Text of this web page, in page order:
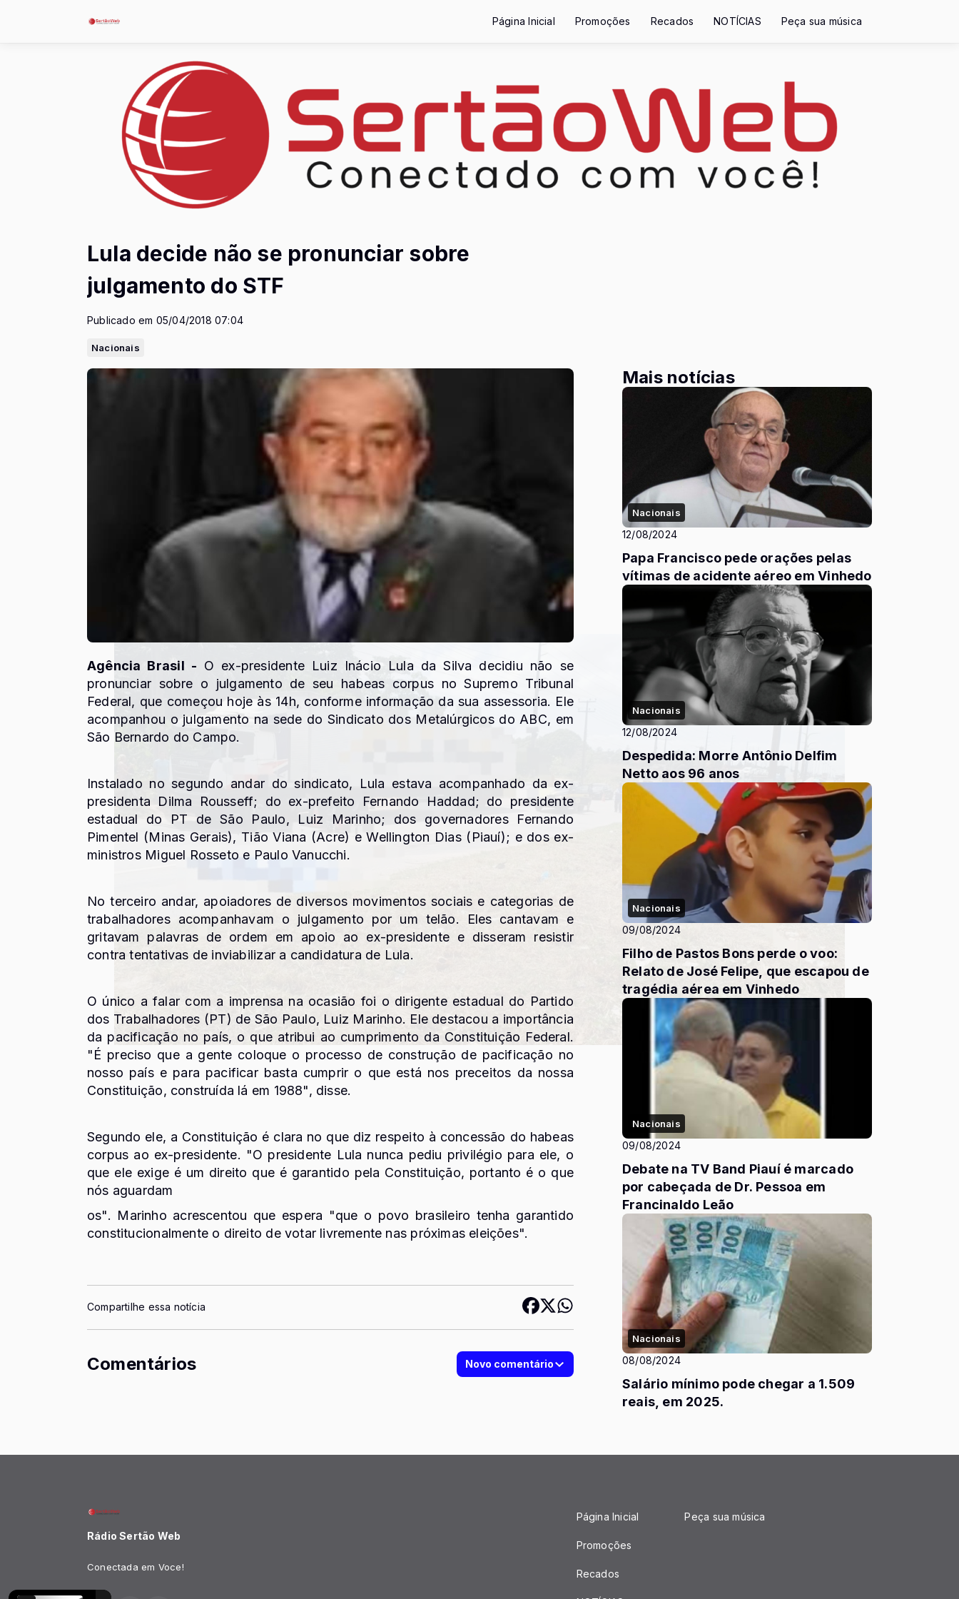
Página Inicial Promoções Recados NOTÍCIAS Peça sua música
Lula decide não se pronunciar sobre
julgamento do STF
Publicado em 05/04/2018 07:04
Nacionais
Agência Brasil - O ex-presidente Luiz Inácio Lula da Silva decidiu não se
pronunciar sobre o julgamento de seu habeas corpus no Supremo Tribunal
Federal, que começou hoje às 14h, conforme informação da sua assessoria. Ele
acompanhou o julgamento na sede do Sindicato dos Metalúrgicos do ABC, em
São Bernardo do Campo.
Instalado no segundo andar do sindicato, Lula estava acompanhado da ex-
presidenta Dilma Rousseff; do ex-prefeito Fernando Haddad; do presidente
estadual do PT de São Paulo, Luiz Marinho; dos governadores Fernando
Pimentel (Minas Gerais), Tião Viana (Acre) e Wellington Dias (Piauí); e dos ex-
ministros Miguel Rosseto e Paulo Vanucchi.
No terceiro andar, apoiadores de diversos movimentos sociais e categorias de
trabalhadores acompanhavam o julgamento por um telão. Eles cantavam e
gritavam palavras de ordem em apoio ao ex-presidente e disseram resistir
contra tentativas de inviabilizar a candidatura de Lula.
O único a falar com a imprensa na ocasião foi o dirigente estadual do Partido
dos Trabalhadores (PT) de São Paulo, Luiz Marinho. Ele destacou a importância
da pacificação no país, o que atribui ao cumprimento da Constituição Federal.
"É preciso que a gente coloque o processo de construção de pacificação no
nosso país e para pacificar basta cumprir o que está nos preceitos da nossa
Constituição, construída lá em 1988", disse.
Segundo ele, a Constituição é clara no que diz respeito à concessão do habeas
corpus ao ex-presidente. "O presidente Lula nunca pediu privilégio para ele, o
que ele exige é um direito que é garantido pela Constituição, portanto é o que
nós aguardam
os". Marinho acrescentou que espera "que o povo brasileiro tenha garantido
constitucionalmente o direito de votar livremente nas próximas eleições".
Compartilhe essa notícia
Comentários Novo comentário
Mais notícias
Nacionais
12/08/2024
Papa Francisco pede orações pelas
vítimas de acidente aéreo em Vinhedo
Nacionais
12/08/2024
Despedida: Morre Antônio Delfim
Netto aos 96 anos
Nacionais
09/08/2024
Filho de Pastos Bons perde o voo:
Relato de José Felipe, que escapou de
tragédia aérea em Vinhedo
Nacionais
09/08/2024
Debate na TV Band Piauí é marcado
por cabeçada de Dr. Pessoa em
Francinaldo Leão
Nacionais
08/08/2024
Salário mínimo pode chegar a 1.509
reais, em 2025.
Rádio Sertão Web
Conectada em Voce!
Página Inicial
Promoções
Recados
Peça sua música